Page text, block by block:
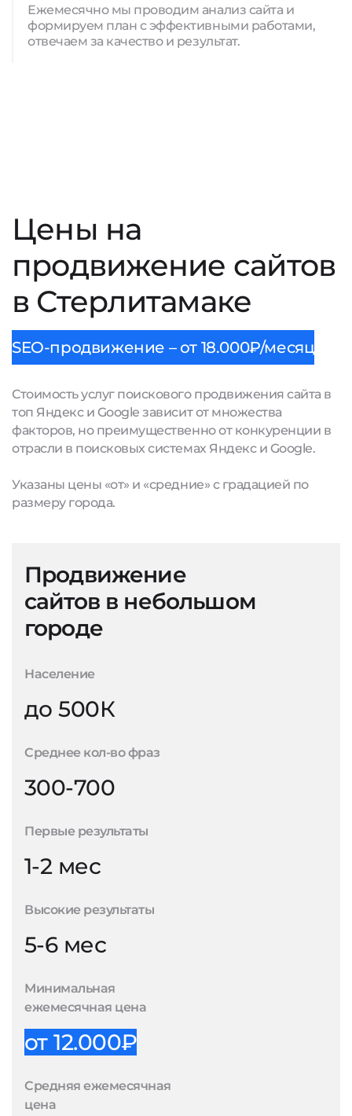
Ежемесячно мы проводим анализ сайта и
формируем план с эффективными работами,
отвечаем за качество и результат.
Цены на
продвижение сайтов
в Стерлитамаке
SEO-продвижение – от 18.000₽/месяц
Стоимость услуг поискового продвижения сайта в
топ Яндекс и Google зависит от множества
факторов, но преимущественно от конкуренции в
отрасли в поисковых системах Яндекс и Google.
Указаны цены «от» и «средние» с градацией по
размеру города.
Продвижение
сайтов в небольшом
городе
Население
до 500К
Среднее кол-во фраз
300-700
Первые результаты
1-2 мес
Высокие результаты
5-6 мес
Минимальная
ежемесячная цена
от 12.000₽
Средняя ежемесячная
цена